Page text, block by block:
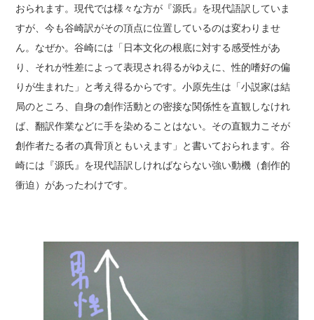
おられます。現代では様々な方が『源氏』を現代語訳していま
すが、今も谷崎訳がその頂点に位置しているのは変わりませ
ん。なぜか。谷崎には「日本文化の根底に対する感受性があ
り、それが性差によって表現され得るがゆえに、性的嗜好の偏
りが生まれた」と考え得るからです。小原先生は「小説家は結
局のところ、自身の創作活動との密接な関係性を直観しなけれ
ば、翻訳作業などに手を染めることはない。その直観力こそが
創作者たる者の真骨頂ともいえます」と書いておられます。谷
崎には『源氏』を現代語訳しければならない強い動機（創作的
衝迫）があったわけです。